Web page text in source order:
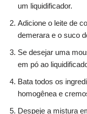
um liquidificador.
Adicione o leite de
demerara e o suco
Se desejar uma
em pó ao
Bata todos os
homogênea e
Despeje a mistura